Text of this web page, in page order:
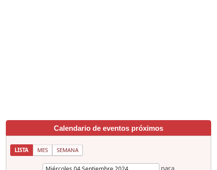
Calendario de eventos próximos
LISTA MES SEMANA